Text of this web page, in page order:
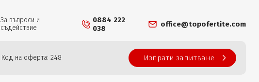
За въпроси и
съдействие
0884 222
038
office@topofertite.com
Код на оферта: 248 Изпрати запитване